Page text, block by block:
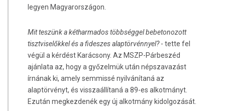
legyen Magyarországon.
Mit teszünk a kétharmados többséggel bebetonozott
tisztviselőkkel és a fideszes alaptörvénnyel?- tette fel
végül a kérdést Karácsony. Az MSZP-Párbeszéd
ajánlata az, hogy a győzelmük után népszavazást
írnának ki, amely semmissé nyilvánítaná az
alaptörvényt, és visszaállítaná a 89-es alkotmányt.
Ezután megkezdenék egy új alkotmány kidolgozását.